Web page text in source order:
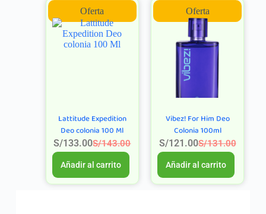
Oferta
Lattitude Expedition
Deo colonia 100 Ml
S/143.00
S/133.00
Añadir al carrito
Oferta
Vibez! For Him Deo
Colonia 100ml
S/131.00
S/121.00
Añadir al carrito